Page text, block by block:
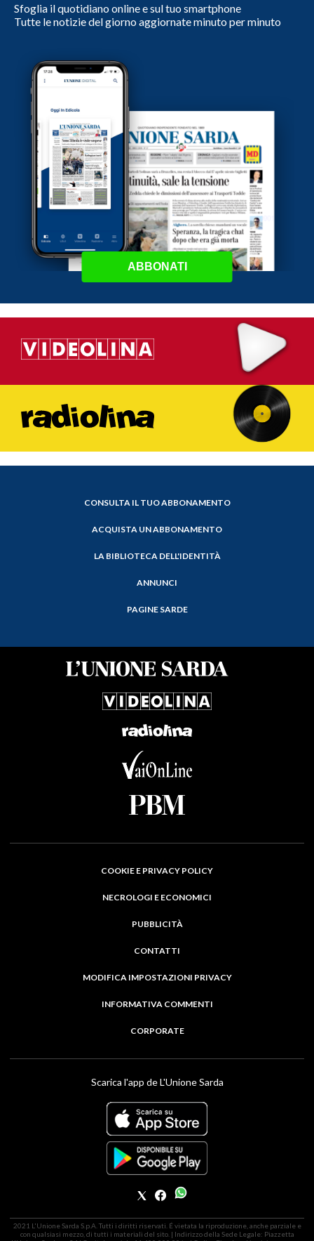
Sfoglia il quotidiano online e sul tuo smartphone
Tutte le notizie del giorno aggiornate minuto per minuto
ABBONATI
CONSULTA IL TUO ABBONAMENTO
ACQUISTA UN ABBONAMENTO
LA BIBLIOTECA DELL'IDENTITÀ
ANNUNCI
PAGINE SARDE
COOKIE E PRIVACY POLICY
NECROLOGI E ECONOMICI
PUBBLICITÀ
CONTATTI
MODIFICA IMPOSTAZIONI PRIVACY
INFORMATIVA COMMENTI
CORPORATE
Scarica l'app de L'Unione Sarda
2021 L'Unione Sarda S.p.A. Tutti i diritti riservati. É vietata la riproduzione, anche parziale e
con qualsiasi mezzo, di tutti i materiali del sito. | Indirizzo della Sede Legale: Piazzetta